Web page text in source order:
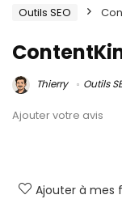
Outils SEO
Thierry Outils
Ajouter votre avis
Ajouter à mes